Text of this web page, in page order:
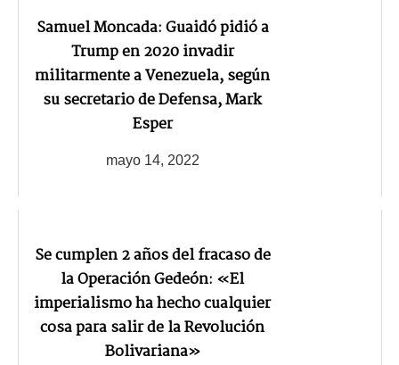
Samuel Moncada: Guaidó pidió a
Trump en 2020 invadir
militarmente a Venezuela, según
su secretario de Defensa, Mark
Esper
mayo 14, 2022
Se cumplen 2 años del fracaso de
la Operación Gedeón: «El
imperialismo ha hecho cualquier
cosa para salir de la Revolución
Bolivariana»